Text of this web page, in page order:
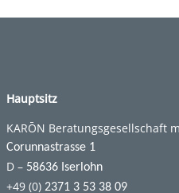
Hauptsitz
KARŌN Beratungsgesellschaft
Corunnastrasse 1
D – 58636 Iserlohn
+49 (0) 2371 3 53 38 09